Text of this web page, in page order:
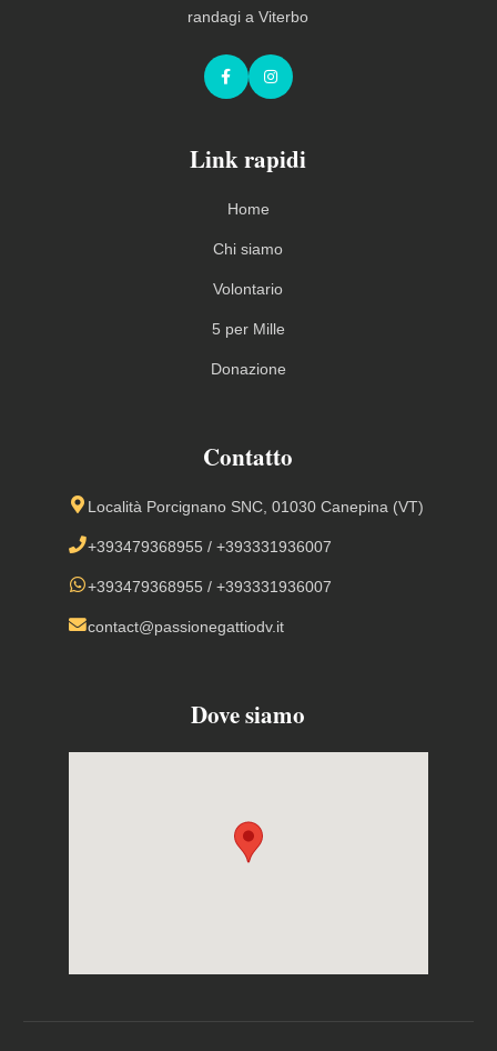
randagi a Viterbo
FacebookInstagram
Link rapidi
Home
Chi siamo
Volontario
5 per Mille
Donazione
Contatto
Località Porcignano SNC, 01030 Canepina (VT)
+393479368955 /+393331936007
+393479368955 /+393331936007
contact@passionegattiodv.it
Dove siamo